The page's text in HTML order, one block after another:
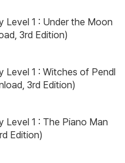
Level 1 : Under the Moon
3rd Edition)
Level 1 : Witches of Pendl
3rd Edition)
1 : The Piano Man
Edition)